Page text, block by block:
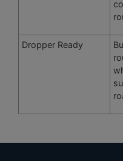
Dropper Ready